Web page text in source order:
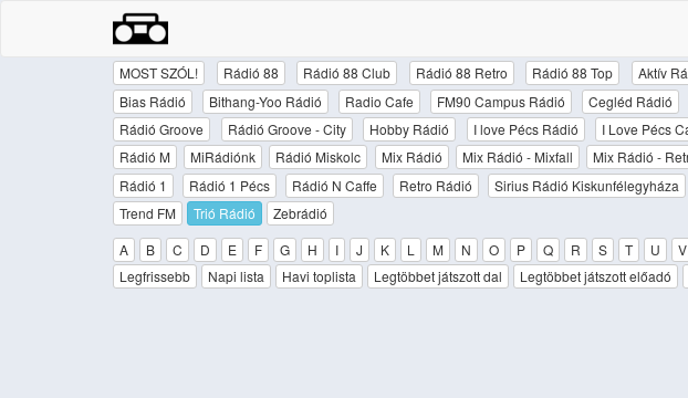
MOST SZÓL! Rádió 88 Rádió 88 Club Rádió 88 Retro Rádió 88 Top Aktív
Bias Rádió
Bithang-Yoo Rádió Radio Cafe FM90 Campus Rádió Cegléd Rádió
Rádió Groove
Rádió Groove - City Hobby Rádió I love Pécs Rádió I Love Pécs
Rádió M
MiRádiónk Rádió Miskolc Mix Rádió Mix Rádió - Mixfall Mix Rádió -
Rádió 1
Rádió 1 Pécs Rádió N Caffe Retro Rádió Sirius Rádió Kiskunfélegyháza
Trend FM
Trió Rádió
Zebrádió
A
B C D E F G H I J K L M N O P Q R S T U V
Legfrissebb
Napi lista Havi toplista Legtöbbet játszott dal Legtöbbet játszott előadó